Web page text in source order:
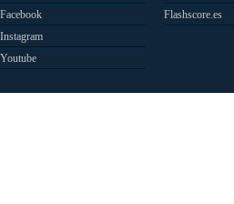
Facebook
Instagram
Youtube
Flashscore.es